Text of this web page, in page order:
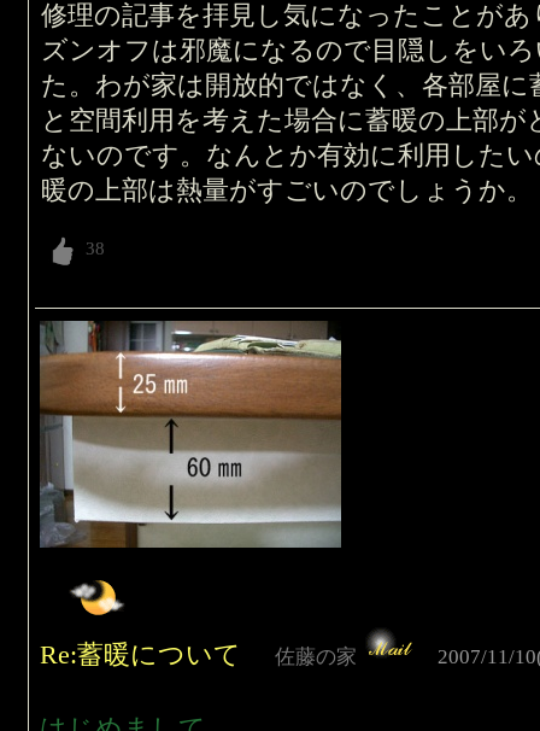
修理の記事を拝見し気になったことが
ズンオフは邪魔になるので目隠しをい
た。わが家は開放的ではなく、各部屋
と空間利用を考えた場合に蓄暖の上部
ないのです。なんとか有効に利用した
暖の上部は熱量がすごいのでしょうか。
Re:蓄暖について 佐藤の家 2007/11/